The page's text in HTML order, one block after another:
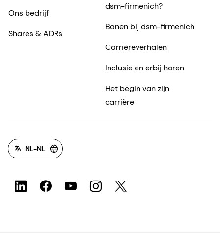
Ons bedrijf
Shares & ADRs
dsm-firmenich?
Banen bij dsm-firmenich
Carrièreverhalen
Inclusie en erbij horen
Het begin van zijn
carrière
NL-NL